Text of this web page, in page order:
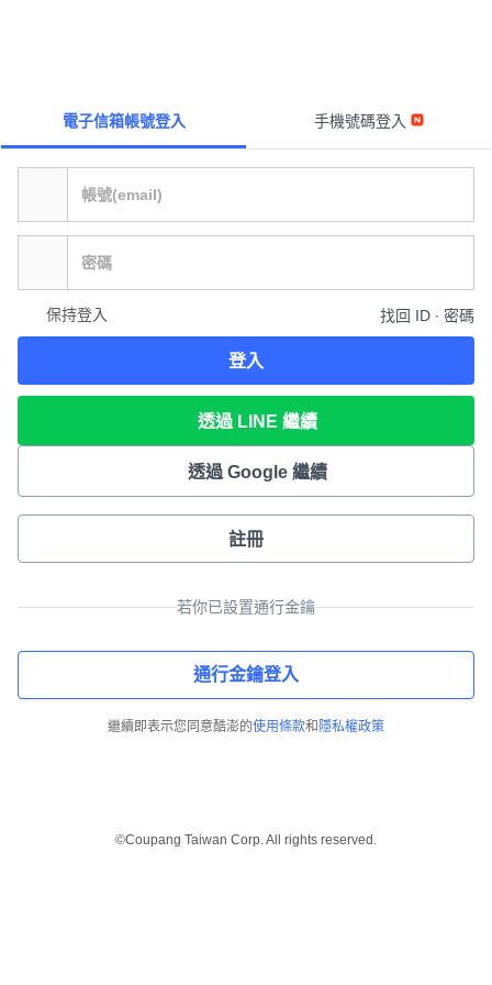
電子信箱帳號登入 手機號碼登入
保持登入 找回 ID ∙ 密碼
登入
透過 LINE 繼續
透過 Google 繼續
註冊
若你已設置通行金鑰
通行金鑰登入
繼續即表示您同意酷澎的使用條款和 隱私權政策
©Coupang Taiwan Corp. All rights reserved.